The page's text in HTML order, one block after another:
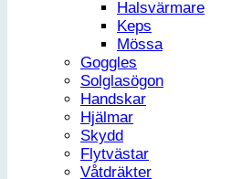
Halsvärmare
Keps
Mössa
Goggles
Solglasögon
Handskar
Hjälmar
Skydd
Flytvästar
Våtdräkter